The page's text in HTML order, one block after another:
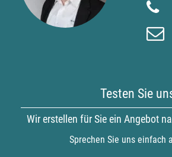
Testen Sie
Wir erstellen für Sie ein Angebot
Sprechen Sie uns einfach